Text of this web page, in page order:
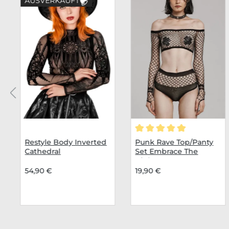
Restyle Body Inverted
Cathedral
54,90 €
Durchschnittliche
Punk Rave Top/Panty
Set Embrace The
Night
19,90 €